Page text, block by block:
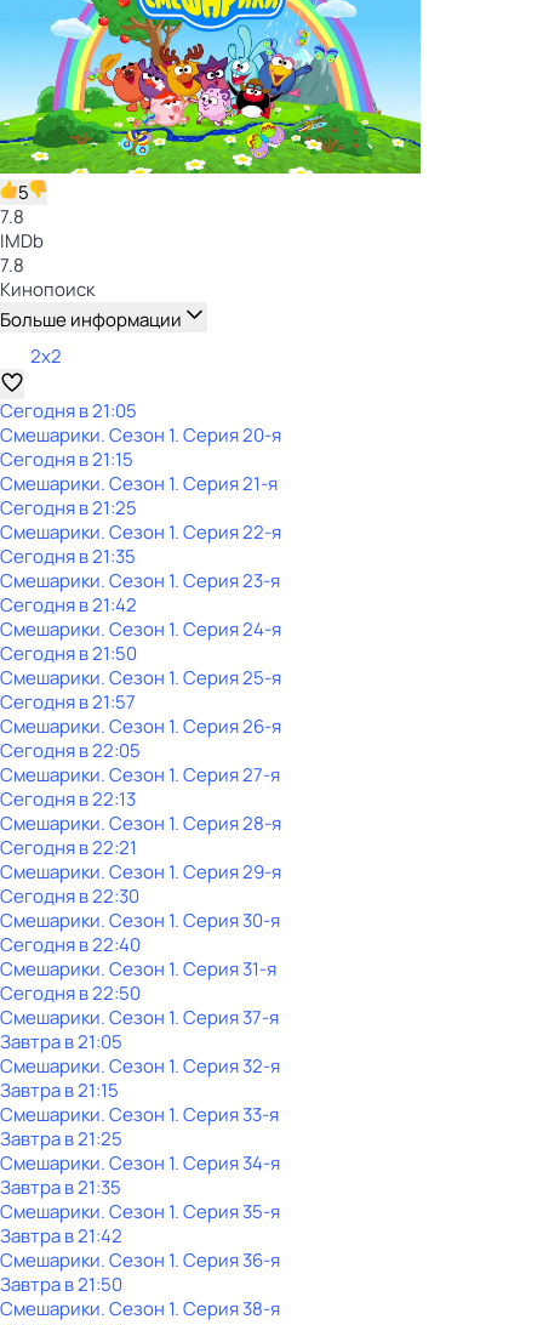
5
7.8
IMDb
7.8
Кинопоиск
Больше информации
2x2
Сегодня в 21:05
Смешарики. Сезон 1. Серия 20-я
Сегодня в 21:15
Смешарики. Сезон 1. Серия 21-я
Сегодня в 21:25
Смешарики. Сезон 1. Серия 22-я
Сегодня в 21:35
Смешарики. Сезон 1. Серия 23-я
Сегодня в 21:42
Смешарики. Сезон 1. Серия 24-я
Сегодня в 21:50
Смешарики. Сезон 1. Серия 25-я
Сегодня в 21:57
Смешарики. Сезон 1. Серия 26-я
Сегодня в 22:05
Смешарики. Сезон 1. Серия 27-я
Сегодня в 22:13
Смешарики. Сезон 1. Серия 28-я
Сегодня в 22:21
Смешарики. Сезон 1. Серия 29-я
Сегодня в 22:30
Смешарики. Сезон 1. Серия 30-я
Сегодня в 22:40
Смешарики. Сезон 1. Серия 31-я
Сегодня в 22:50
Смешарики. Сезон 1. Серия 37-я
Завтра в 21:05
Смешарики. Сезон 1. Серия 32-я
Завтра в 21:15
Смешарики. Сезон 1. Серия 33-я
Завтра в 21:25
Смешарики. Сезон 1. Серия 34-я
Завтра в 21:35
Смешарики. Сезон 1. Серия 35-я
Завтра в 21:42
Смешарики. Сезон 1. Серия 36-я
Завтра в 21:50
Смешарики. Сезон 1. Серия 38-я